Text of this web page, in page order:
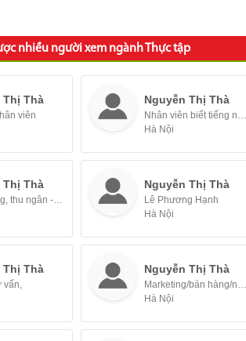
nhiều người xem ngành Thực tập
Thị Thà
viên
Nguyễn Thị Thà
Nhân viên biết tiếng nhật
Hà Nội
Thị Thà
Văn phòng, thu ngân - Nhân viên
Nguyễn Thị Thà
Lê Phương Hạnh
Hà Nội
Thị Thà
vấn,
Nguyễn Thị Thà
Marketing/bán hàng/nhân sự
Hà Nội